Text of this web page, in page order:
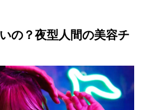
の？夜型人間の美容チ